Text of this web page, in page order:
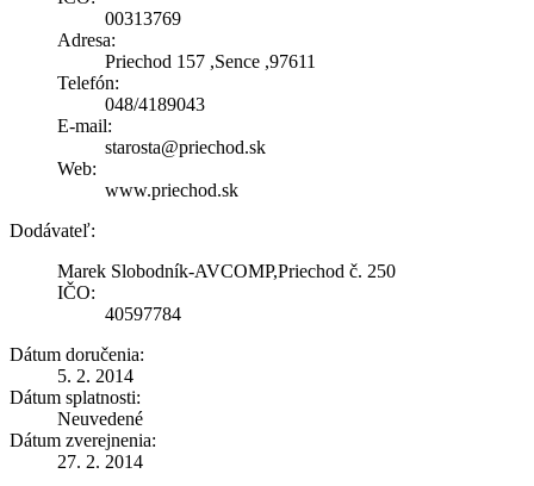
00313769
Adresa:
Priechod 157 ,Sence ,97611
Telefón:
048/4189043
E-mail:
starosta@priechod.sk
Web:
www.priechod.sk
Dodávateľ:
Marek Slobodník-AVCOMP,Priechod č. 250
IČO:
40597784
Dátum doručenia:
5. 2. 2014
Dátum splatnosti:
Neuvedené
Dátum zverejnenia:
27. 2. 2014